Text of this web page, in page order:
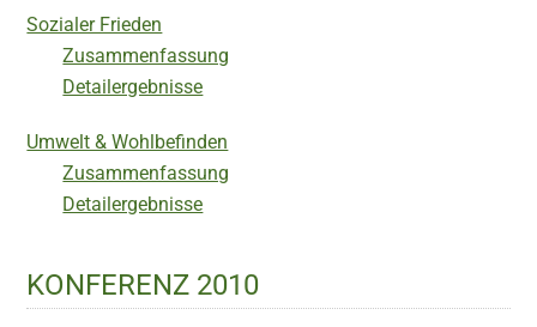
Sozialer Frieden
Zusammenfassung
Detailergebnisse
Umwelt & Wohlbefinden
Zusammenfassung
Detailergebnisse
KONFERENZ 2010